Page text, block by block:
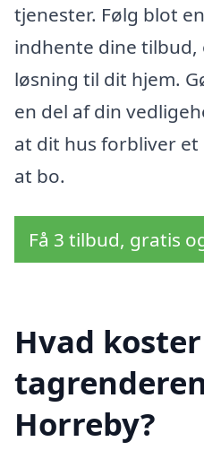
tjenester. Følg blot
indhente dine
løsning til dit hjem.
en del af din
at dit hus forbliver
at bo.
Få 3 tilbud, gratis
Hvad koster
Horreby?